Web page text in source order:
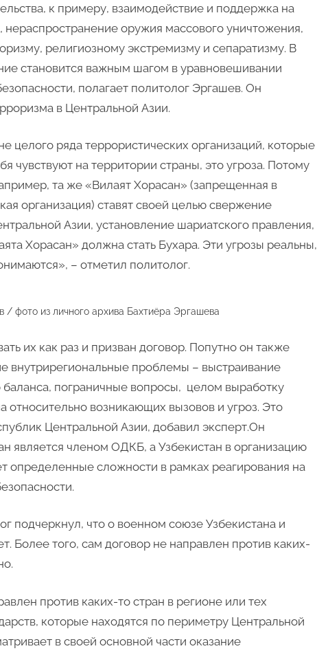
к примеру, взаимодействие и поддержка на
оружия массового уничтожения,
религиозному экстремизму и сепаратизму. В
становится важным шагом в уравновешивании
полагает политолог Эргашев. Он
в Центральной Азии.
целого ряда террористических организаций, которые
чувствуют на территории страны, это угроза. Потому
та же «Вилаят Хорасан» (запрещенная в
организация) ставят своей целью свержение
Азии, установление шариатского правления,
Хорасан» должна стать Бухара. Эти угрозы реальны,
– отметил политолог.
/ фото из личного архива Бахтиёра Эргашева
их как раз и призван договор. Попутно он также
внутрирегиональные проблемы – выстраивание
баланса, пограничные вопросы, целом выработку
относительно возникающих вызовов и угроз. Это
Центральной Азии, добавил эксперт.Он
является членом ОДКБ, а Узбекистан в организацию
определенные сложности в рамках реагирования на
подчеркнул, что о военном союзе Узбекистана и
Более того, сам договор не направлен против каких-
против каких-то стран в регионе или тех
которые находятся по периметру Центральной
в своей основной части оказание